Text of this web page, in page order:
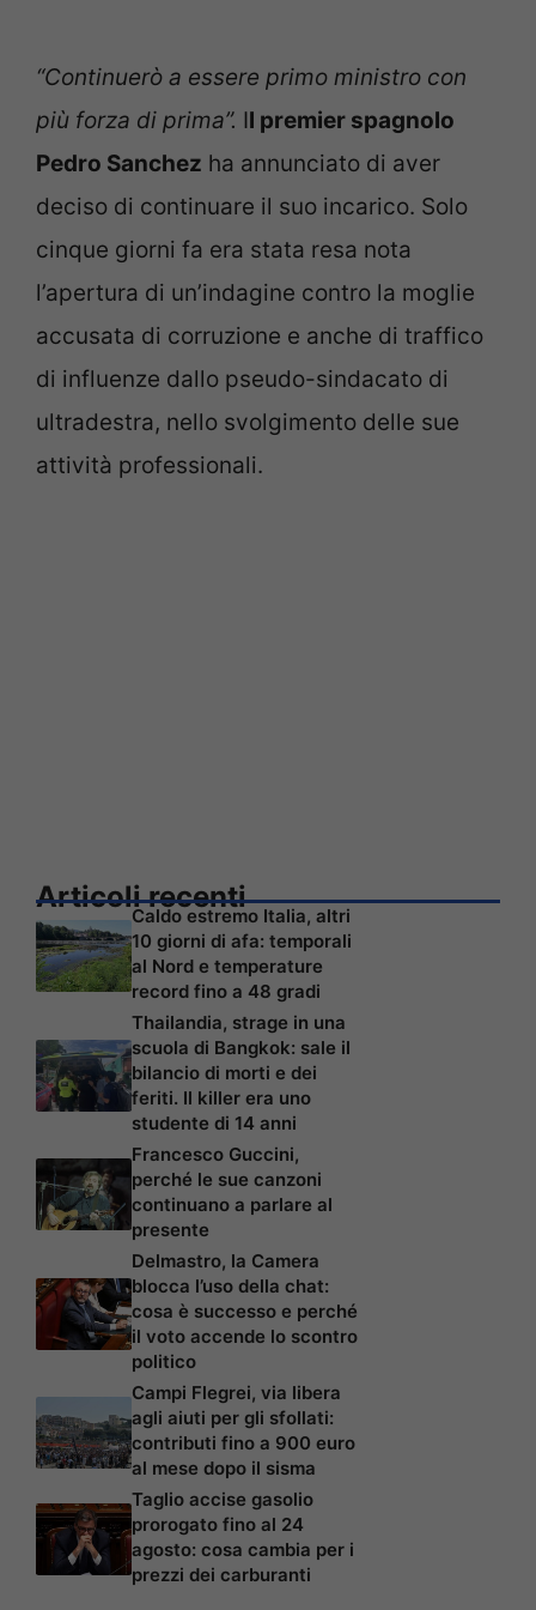
“Continuerò a essere primo ministro con
più forza di prima”. Il premier spagnolo
Pedro Sanchez ha annunciato di aver
deciso di continuare il suo incarico. Solo
cinque giorni fa era stata resa nota
l’apertura di un’indagine contro la moglie
accusata di corruzione e anche di traffico
di influenze dallo pseudo-sindacato di
ultradestra, nello svolgimento delle sue
attività professionali.
Articoli recenti
Caldo estremo Italia, altri
10 giorni di afa: temporali
al Nord e temperature
record fino a 48 gradi
Thailandia, strage in una
scuola di Bangkok: sale il
bilancio di morti e dei
feriti. Il killer era uno
studente di 14 anni
Francesco Guccini,
perché le sue canzoni
continuano a parlare al
presente
Delmastro, la Camera
blocca l’uso della chat:
cosa è successo e perché
il voto accende lo scontro
politico
Campi Flegrei, via libera
agli aiuti per gli sfollati:
contributi fino a 900 euro
al mese dopo il sisma
Taglio accise gasolio
prorogato fino al 24
agosto: cosa cambia per i
prezzi dei carburanti